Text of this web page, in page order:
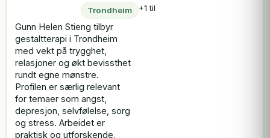
Trondheim +1 til
Gunn Helen Stieng tilbyr
gestaltterapi i Trondheim
med vekt på trygghet,
relasjoner og økt bevissthet
rundt egne mønstre.
Profilen er særlig relevant
for temaer som angst,
depresjon, selvfølelse, sorg
og stress. Arbeidet er
praktisk og utforskende,